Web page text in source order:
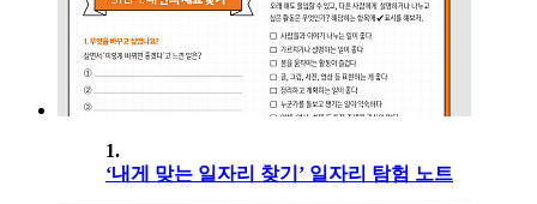
1.
‘내게 맞는 일자리 찾기’ 일자리 탐험 노트